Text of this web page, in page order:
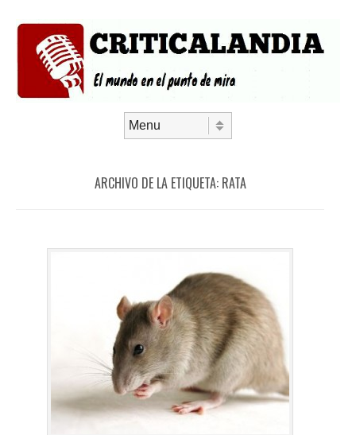
ARCHIVO DE LA ETIQUETA: RATA